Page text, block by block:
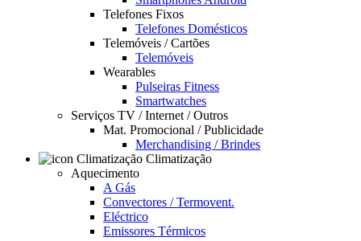
Telefones Fixos
Telefones Domésticos
Telemóveis / Cartões
Telemóveis
Wearables
Pulseiras Fitness
Smartwatches
Serviços TV / Internet / Outros
Mat. Promocional / Publicidade
Merchandising / Brindes
Climatização
Aquecimento
A Gás
Convectores / Termovent.
Eléctrico
Emissores Térmicos